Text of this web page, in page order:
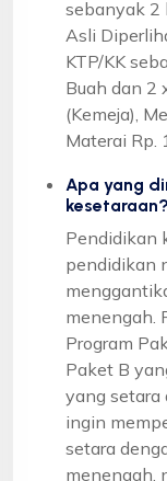
sebanyak 2
Asli
KTP/KK
Buah dan 2
(Kemeja),
Materai Rp.
Apa yang
kesetaraan?
Pendidikan
pendidikan
menengah.
Program
Paket B
yang setara
ingin
setara
menengah,